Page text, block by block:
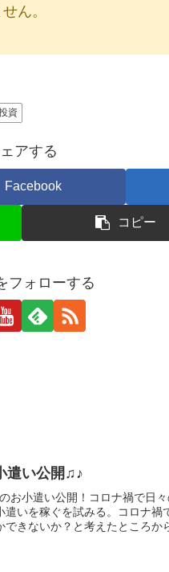
ん。
資
アする
Facebook
コピー
フォローする
遣い公開♫♪
お小遣い公開！コロナ禍で日
いを稼ぐを試みる。コロナ禍
きないか？と考えたところか